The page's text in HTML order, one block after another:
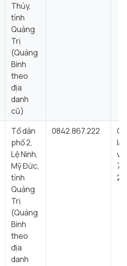
Thủy,
tỉnh
Quảng
Trị
(Quảng
Bình
theo
địa
danh
cũ)
Tổ dân
phố 2,
Lệ Ninh,
Mỹ Đức,
tỉnh
Quảng
Trị
(Quảng
Bình
theo
địa
danh
0842.867.222